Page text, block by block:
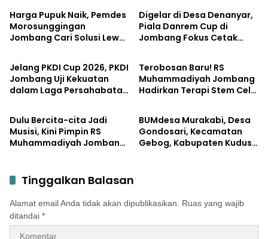
Harga Pupuk Naik, Pemdes
Morosunggingan
Jombang Cari Solusi Lewat
Digelar di Desa Denanyar,
Piala Danrem Cup di
Jombang Fokus Cetak
Uncategorized
Jelang PKDI Cup 2026, PKDI
Jombang Uji Kekuatan
dalam Laga Persahabatan
Uncategorized
Terobosan Baru! RS
Muhammadiyah Jombang
Hadirkan Terapi Stem Cell
Uncategorized
Dulu Bercita-cita Jadi
Musisi, Kini Pimpin RS
Muhammadiyah Jombang
Pemerintahan
BUMdesa Murakabi, Desa
Gondosari, Kecamatan
Gebog, Kabupaten Kudus
Tinggalkan Balasan
Alamat email Anda tidak akan dipublikasikan.
Ruas yang wajib
ditandai *